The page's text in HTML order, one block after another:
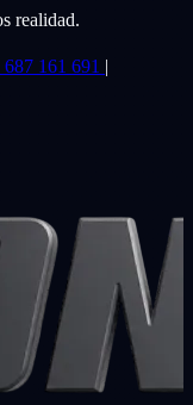
realidad.
687 161 691 |